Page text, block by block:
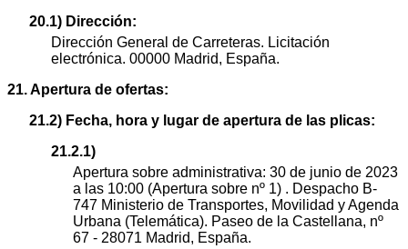
20.1) Dirección:
Dirección General de Carreteras. Licitación
electrónica. 00000 Madrid, España.
21. Apertura de ofertas:
21.2) Fecha, hora y lugar de apertura de las plicas:
21.2.1)
Apertura sobre administrativa: 30 de junio de 2023
a las 10:00 (Apertura sobre nº 1) . Despacho B-
747 Ministerio de Transportes, Movilidad y Agenda
Urbana (Telemática). Paseo de la Castellana, nº
67 - 28071 Madrid, España.